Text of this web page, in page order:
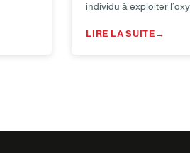
individu à exploiter
LIRE LA SUITE